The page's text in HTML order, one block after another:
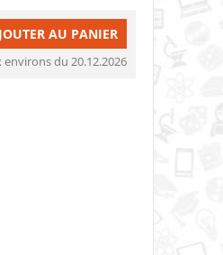
AU PANIER
du 20.12.2026